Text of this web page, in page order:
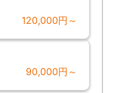
120,000円～
90,000円～